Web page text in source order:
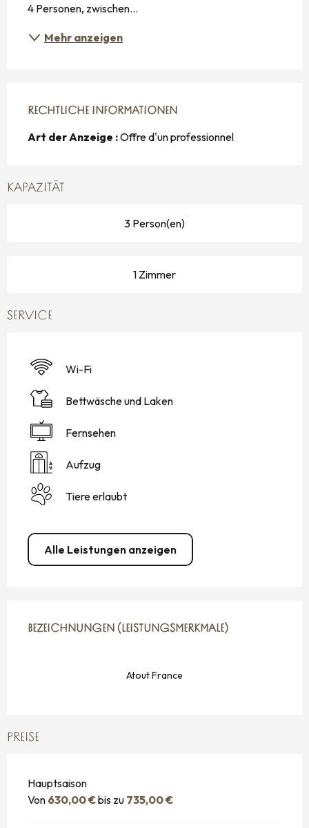
4 Personen, zwischen...
Mehr anzeigen
RECHTLICHE INFORMATIONEN
RECHTLICHE INFORMATIONEN
Art der Anzeige :Offre d'un professionnel
KAPAZITÄT
3 Person(en)
1 Zimmer
SERVICE
Wi-Fi
Bettwäsche und Laken
Fernsehen
Aufzug
Tiere erlaubt
Alle Leistungen anzeigen
BEZEICHNUNGEN (LEISTUNGSMERKMALE)
BEZEICHNUNGEN (LEISTUNGSMERKMALE)
Atout France
PREISE
Hauptsaison
Von 630,00 €bis zu 735,00 €